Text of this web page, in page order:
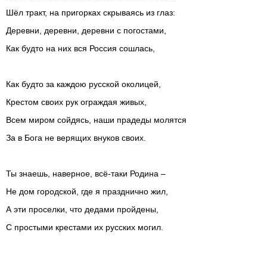
Шёл тракт, на пригорках скрываясь из глаз:
Деревни, деревни, деревни с погостами,
Как будто на них вся Россия сошлась,
Как будто за каждою русской околицей,
Крестом своих рук ограждая живых,
Всем миром сойдясь, наши прадеды молятся
За в Бога не верящих внуков своих.
Ты знаешь, наверное, всё-таки Родина –
Не дом городской, где я празднично жил,
А эти проселки, что дедами пройдены,
С простыми крестами их русских могил.